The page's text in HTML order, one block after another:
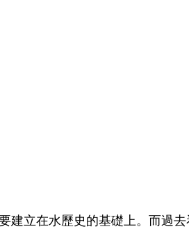
建立在水歷史的基礎上。而過